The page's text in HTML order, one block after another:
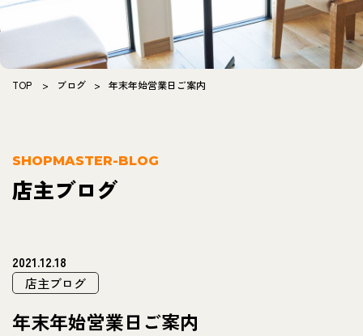
TOP > ブログ > 年末年始営業日ご案内
SHOPMASTER-BLOG
店主ブログ
2021.12.18
店主ブログ
年末年始営業日ご案内